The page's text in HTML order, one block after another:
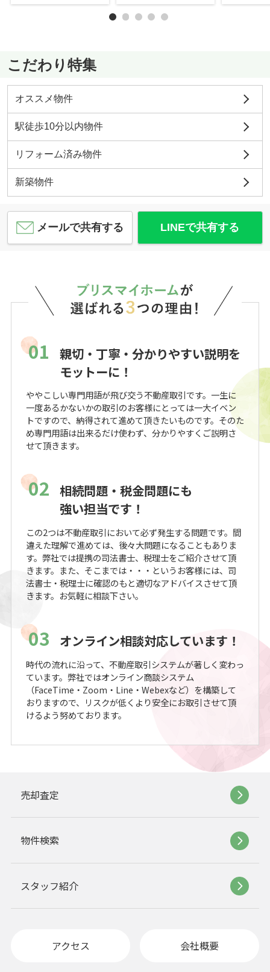
こだわり特集
オススメ物件
駅徒歩10分以内物件
リフォーム済み物件
新築物件
メールで共有する LINEで共有する
01
親切・丁寧・分かりやすい説明を
モットーに！
ややこしい専門用語が飛び交う不動産取引です。一生に
一度あるかないかの取引のお客様にとっては一大イベン
トですので、納得されて進めて頂きたいものです。そのた
め専門用語は出来るだけ使わず、分かりやすくご説明さ
せて頂きます。
02 相続問題・税金問題にも
強い担当です！
この2つは不動産取引において必ず発生する問題です。間
違えた理解で進めては、後々大問題になることもありま
す。弊社では提携の司法書士、税理士をご紹介させて頂
きます。また、そこまでは・・・というお客様には、司
法書士・税理士に確認のもと適切なアドバイスさせて頂
きます。お気軽に相談下さい。
03 オンライン相談対応しています！
時代の流れに沿って、不動産取引システムが著しく変わっ
ています。弊社ではオンライン商談システム
（FaceTime・Zoom・Line・Webexなど）を構築して
おりますので、リスクが低くより安全にお取引させて頂
けるよう努めております。
売却査定
物件検索
スタッフ紹介
アクセス 会社概要